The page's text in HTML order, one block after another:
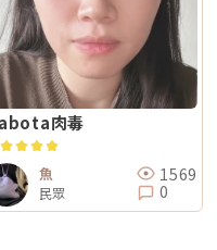
的治療方案與費用。Q7：
治療後會在局部覆蓋人工皮，
工皮不建議自行撕除，多數人
助取下。人工皮脫落後，治療
。斑點帶來的影響，往往不只是
。隨著醫美技術不斷推陳出新，
可控的方式，讓除斑不再停留
清楚掌握除斑方向與選擇，在
評估，找到最適合、安全的改
並非單純的商業交易，所有的
慎選擇合適的醫療方案，以確
法原廠認證儀器、是否使用原
人員評估與操作。另外，醫師
電波音波不是「能量越強越
程度、臉型比例去調整。過度
如預期。第四，效果需要時
是透過熱能刺激膠原蛋白反應，
會先感覺皮膚變緊、輪廓比較
數週到數月慢慢發生。所以做
也不要因為短期內沒有巨大變
是漸進、自然，而不是突然大
化問題臉部老化不是只有皮膚
移、骨架支撐變弱、皮膚厚度改
度與膚質，音波可以幫助輪廓
、填充、雷射、手術或其他療
程，而是抗老規劃中的一部
者都屬於非侵入式療程，因此
構性改變，效果多半呈現為漸
凰電波多偏向輪廓線條與緊緻
緊實與光澤感的改善。哪一種
是很多人選療程時最在意的問
射頻為主，能量感通常會比較明
骨感較明顯或皮膚較薄的位
SAC智能冷卻系統與RIC即時
的電波療程。但這裡要講清
個人都一樣。疼痛感會受到很
能量設定 是否敷麻 醫師手法
精準的說法是：無雙電波通常
明顯。但實際感受仍需依個人
雙電波強嗎？不一定。「強」要
輪廓緊緻，鳳凰電波確實是經
保養感，無雙電波可能更符合
肉毒
魚
民眾
1569
0